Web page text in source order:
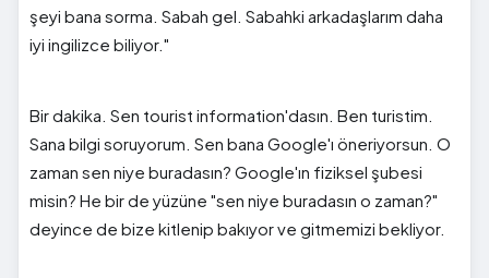
şeyi bana sorma. Sabah gel. Sabahki arkadaşlarım daha
iyi ingilizce biliyor."
Bir dakika. Sen tourist information'dasın. Ben turistim.
Sana bilgi soruyorum. Sen bana Google'ı öneriyorsun. O
zaman sen niye buradasın? Google'ın fiziksel şubesi
misin? He bir de yüzüne "sen niye buradasın o zaman?"
deyince de bize kitlenip bakıyor ve gitmemizi bekliyor.